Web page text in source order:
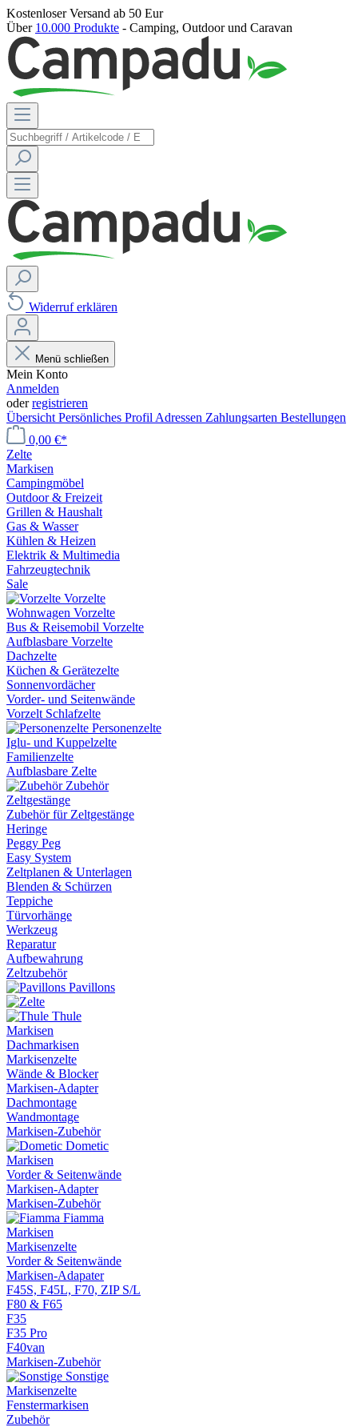
Kostenloser Versand ab 50 Eur
Über 10.000 Produkte - Camping, Outdoor und Caravan
Widerruf erklären
Menü schließen
Mein Konto
Anmelden
oderregistrieren
Übersicht Persönliches Profil Adressen Zahlungsarten Bestellungen
0,00 €*
Zelte
Markisen
Campingmöbel
Outdoor & Freizeit
Grillen & Haushalt
Gas & Wasser
Kühlen & Heizen
Elektrik & Multimedia
Fahrzeugtechnik
Sale
Vorzelte
Wohnwagen Vorzelte
Bus & Reisemobil Vorzelte
Aufblasbare Vorzelte
Dachzelte
Küchen & Gerätezelte
Sonnenvordächer
Vorder- und Seitenwände
Vorzelt Schlafzelte
Personenzelte
Iglu- und Kuppelzelte
Familienzelte
Aufblasbare Zelte
Zubehör
Zeltgestänge
Zubehör für Zeltgestänge
Heringe
Peggy Peg
Easy System
Zeltplanen & Unterlagen
Blenden & Schürzen
Teppiche
Türvorhänge
Werkzeug
Reparatur
Aufbewahrung
Zeltzubehör
Pavillons
Thule
Markisen
Dachmarkisen
Markisenzelte
Wände & Blocker
Markisen-Adapter
Dachmontage
Wandmontage
Markisen-Zubehör
Dometic
Markisen
Vorder & Seitenwände
Markisen-Adapter
Markisen-Zubehör
Fiamma
Markisen
Markisenzelte
Vorder & Seitenwände
Markisen-Adapater
F45S, F45L, F70, ZIP S/L
F80 & F65
F35
F35 Pro
F40van
Markisen-Zubehör
Sonstige
Markisenzelte
Fenstermarkisen
Zubehör